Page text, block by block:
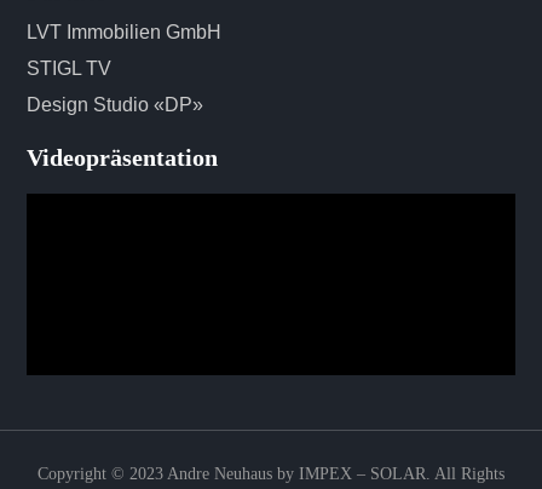
LVT Immobilien GmbH
STIGL TV
Design Studio «DP»
Videopräsentation
Copyright © 2023 Andre Neuhaus by IMPEX – SOLAR . All Rights